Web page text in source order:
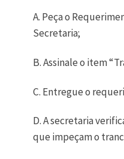
A. Peça o
Secretaria;
B. Assinale o item
C. Entregue o
D. A secretaria
que impeçam o